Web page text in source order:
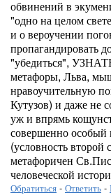
обвинений в
"одно на целом
и о вероучении
пропагандировать
"убедиться",
метафоры, Льва,
нравоучительную
Кутузов) и даже
уж и впрямь
совершенно
(условность второй
метафоричен
человеческой
Обратиться - Ответить -